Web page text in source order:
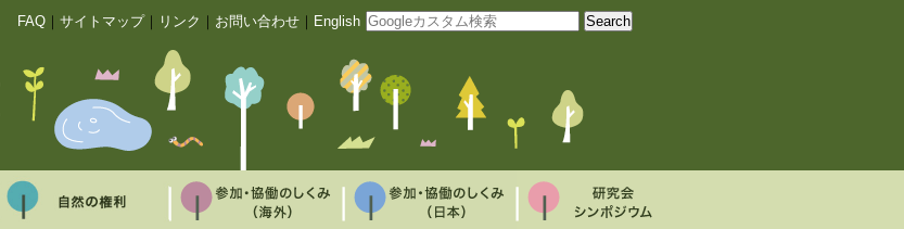
FAQ サイトマップ｜ リンク お問い合わせ English